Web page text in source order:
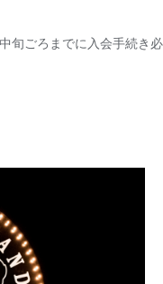
旬ごろまでに入会手続き必